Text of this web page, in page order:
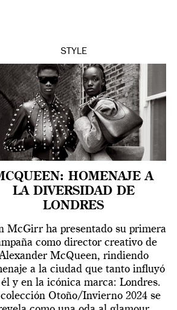
STYLE
HOMENAJE A
LA DIVERSIDAD DE
LONDRES
McGirr ha presentado su primera
como director creativo de
McQueen, rindiendo
a la ciudad que tanto influyó
y en la icónica marca: Londres.
Otoño/Invierno 2024 se